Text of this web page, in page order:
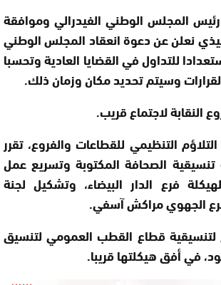
المجلس الوطني الفيدرالي وموافقة
نعلن عن دعوة انعقاد المجلس الوطني
للتداول في القضايا العادية وتحسبا
وسيتم تحديد مكان وزمان ذلك.
النقابة لاجتماع قريب.
التنظيمي للقطاعات والفروع، تقرر
الصحافة المكتوبة وتسريع عمل
فرع الدار البيضاء، وتشكيل لجنة
الجهوي مراكش آسفي.
لتنسيقية قطاع القطب العمومي لتنسيق
في أفق هيكلتها قريبا.